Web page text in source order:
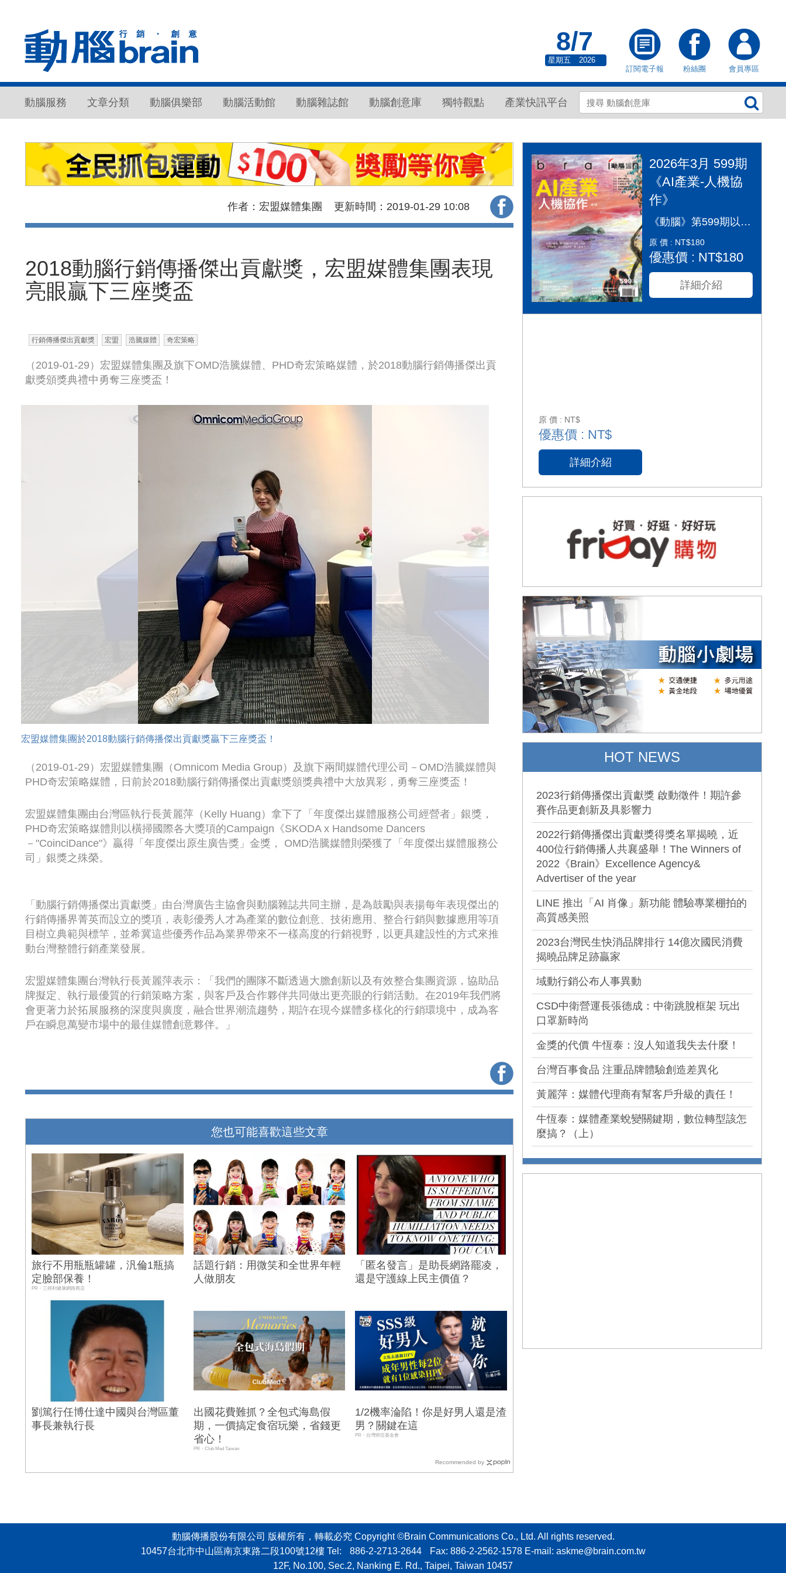
8/7
星期五
2026
訂閱電子報
粉絲團 會員專區
動腦服務 文章分類 動腦俱樂部 動腦活動館 動腦雜誌館 動腦創意庫 獨特觀點 產業快訊平台
作者：宏盟媒體集團 更新時間：2019-01-29 10:08
2018動腦行銷傳播傑出貢獻獎，宏盟媒體集團表現
亮眼贏下三座獎盃
行銷傳播傑出貢獻獎 宏盟 浩騰媒體 奇宏策略
（2019-01-29）宏盟媒體集團及旗下OMD浩騰媒體、PHD奇宏策略媒體，於2018動腦行銷傳播傑出貢
獻獎頒獎典禮中勇奪三座獎盃！
宏盟媒體集團於2018動腦行銷傳播傑出貢獻獎贏下三座獎盃！
（2019-01-29）宏盟媒體集團（Omnicom Media Group）及旗下兩間媒體代理公司－OMD浩騰媒體與
PHD奇宏策略媒體，日前於2018動腦行銷傳播傑出貢獻獎頒獎典禮中大放異彩，勇奪三座獎盃！
宏盟媒體集團由台灣區執行長黃麗萍（Kelly Huang）拿下了「年度傑出媒體服務公司經營者」銀獎，
PHD奇宏策略媒體則以橫掃國際各大獎項的Campaign《SKODA x Handsome Dancers
－"CoinciDance"》贏得「年度傑出原生廣告獎」金獎， OMD浩騰媒體則榮獲了「年度傑出媒體服務公
司」銀獎之殊榮。
「動腦行銷傳播傑出貢獻獎」由台灣廣告主協會與動腦雜誌共同主辦，是為鼓勵與表揚每年表現傑出的
行銷傳播界菁英而設立的獎項，表彰優秀人才為產業的數位創意、技術應用、整合行銷與數據應用等項
目樹立典範與標竿，並希冀這些優秀作品為業界帶來不一樣高度的行銷視野，以更具建設性的方式來推
動台灣整體行銷產業發展。
宏盟媒體集團台灣執行長黃麗萍表示：「我們的團隊不斷透過大膽創新以及有效整合集團資源，協助品
牌擬定、執行最優質的行銷策略方案，與客戶及合作夥伴共同做出更亮眼的行銷活動。在2019年我們將
會更著力於拓展服務的深度與廣度，融合世界潮流趨勢，期許在現今媒體多樣化的行銷環境中，成為客
戶在瞬息萬變市場中的最佳媒體創意夥伴。」
您也可能喜歡這些文章
旅行不用瓶瓶罐罐，汎倫1瓶搞
定臉部保養！
PR・三得利健康網路商店
話題行銷：用微笑和全世界年輕
人做朋友
「匿名發言」是助長網路罷凌，
還是守護線上民主價值？
劉篤行任博仕達中國與台灣區董
事長兼執行長
出國花費難抓？全包式海島假
期，一價搞定食宿玩樂，省錢更
省心！
PR・Club Med Taiwan
1/2機率淪陷！你是好男人還是渣
男？關鍵在這
PR・台灣癌症基金會
Recommended by
2026年3月 599期
《AI產業-人機協
作》
《動腦》第599期以「AI產業：人機協作」為封面故事，探討AI從「造夢期」邁入「落地應用」的關鍵變革。本期深入剖析2026年AI產業全景，涵蓋代理型AI（Agentic AI）如何重塑顧客旅程、企業導入實戰指南及風險治理。透過專家觀點，解構從智慧金融到行銷流程的自動化轉型，並探討「人機協作」模式下，行銷人如何從軟體操作者轉變為AI指揮官，在矽基與碳基共存的時代，將算力轉化為驅動企業長期成長的關鍵動能，打造更有溫度的未來生活。
原 價 : NT$180
優惠價 : NT$180
詳細介紹
原 價 : NT$
優惠價 : NT$
詳細介紹
HOT NEWS
2023行銷傳播傑出貢獻獎 啟動徵件！期許參
賽作品更創新及具影響力
2022行銷傳播傑出貢獻獎得獎名單揭曉，近
400位行銷傳播人共襄盛舉！The Winners of
2022《Brain》Excellence Agency&
Advertiser of the year
LINE 推出「AI 肖像」新功能 體驗專業棚拍的
高質感美照
2023台灣民生快消品牌排行 14億次國民消費
揭曉品牌足跡贏家
域動行銷公布人事異動
CSD中衛營運長張德成：中衛跳脫框架 玩出
口罩新時尚
金獎的代價 牛恆泰：沒人知道我失去什麼！
台灣百事食品 注重品牌體驗創造差異化
黃麗萍：媒體代理商有幫客戶升級的責任！
牛恆泰：媒體產業蛻變關鍵期，數位轉型該怎
麼搞？（上）
動腦傳播股份有限公司 版權所有，轉載必究 Copyright ©Brain Communications Co., Ltd. All rights reserved.
10457台北市中山區南京東路二段100號12樓Tel: 886-2-2713-2644 Fax: 886-2-2562-1578 E-mail: askme@brain.com.tw
12F, No.100, Sec.2, Nanking E. Rd., Taipei, Taiwan 10457